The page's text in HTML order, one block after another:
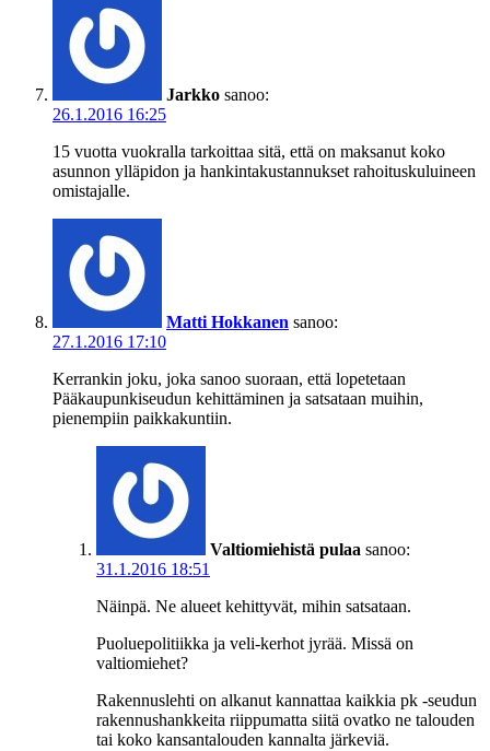
Jarkko sanoo:
26.1.2016 16:25
15 vuotta vuokralla tarkoittaa sitä, että on maksanut koko
asunnon ylläpidon ja hankintakustannukset rahoituskuluineen
omistajalle.
Matti Hokkanen sanoo:
27.1.2016 17:10
Kerrankin joku, joka sanoo suoraan, että lopetetaan
Pääkaupunkiseudun kehittäminen ja satsataan muihin,
pienempiin paikkakuntiin.
Valtiomiehistä pulaa sanoo:
31.1.2016 18:51
Näinpä. Ne alueet kehittyvät, mihin satsataan.
Puoluepolitiikka ja veli-kerhot jyrää. Missä on
valtiomiehet?
Rakennuslehti on alkanut kannattaa kaikkia pk -seudun
rakennushankkeita riippumatta siitä ovatko ne talouden
tai koko kansantalouden kannalta järkeviä.